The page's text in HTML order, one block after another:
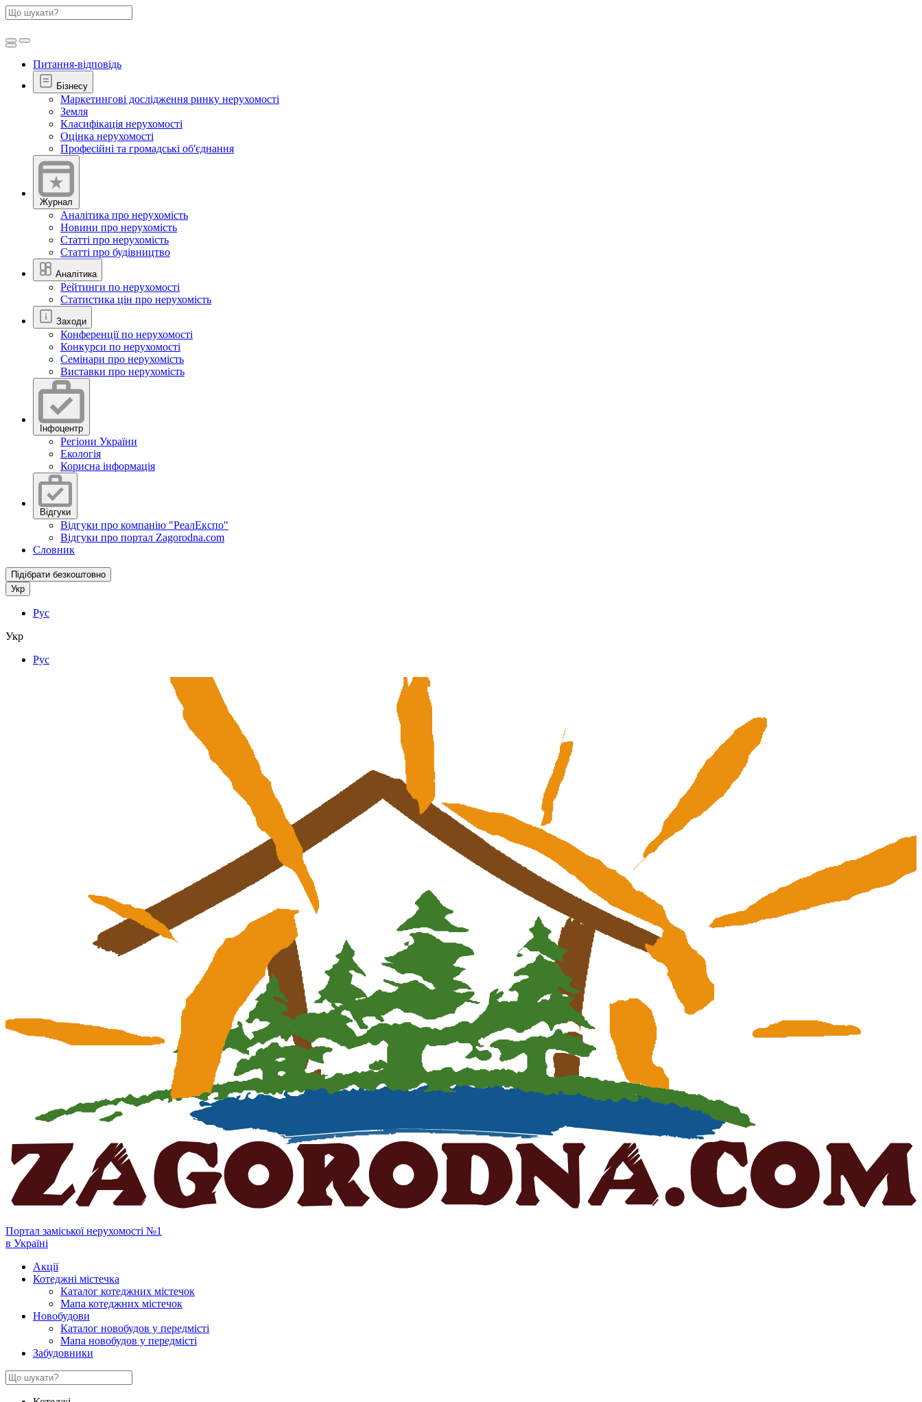
Питання-відповідь
Бізнесу
Маркетингові дослідження ринку нерухомості
Земля
Класифікація нерухомості
Оцінка нерухомості
Професійні та громадські об'єднання
Журнал
Аналітика про нерухомість
Новини про нерухомість
Статті про нерухомість
Статті про будівництво
Аналітика
Рейтинги по нерухомості
Статистика цін про нерухомість
Заходи
Конференції по нерухомості
Конкурси по нерухомості
Семінари про нерухомість
Виставки про нерухомість
Інфоцентр
Регіони України
Екологія
Корисна інформація
Відгуки
Відгуки про компанію "РеалЕкспо"
Відгуки про портал Zagorodna.com
Словник
Підібрати безкоштовно
Укр
Рус
Укр
Рус
Портал заміської нерухомості №1
в Україні
Акції
Котеджні містечка
Каталог котеджних містечок
Мапа котеджних містечок
Новобудови
Каталог новобудов у передмісті
Мапа новобудов у передмісті
Забудовники